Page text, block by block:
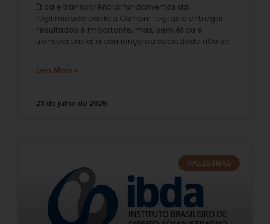
Ética e transparência: fundamentos da
legitimidade pública Cumprir regras e entregar
resultados é importante, mas, sem ética e
transparência, a confiança da sociedade não se
Leia Mais »
23 de julho de 2025
PALESTRAS